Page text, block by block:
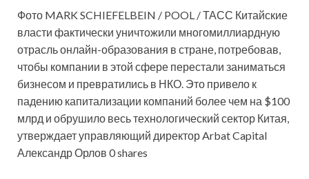
Фото MARK SCHIEFELBEIN / POOL / ТАСС Китайские
власти фактически уничтожили многомиллиардную
отрасль онлайн-образования в стране, потребовав,
чтобы компании в этой сфере перестали заниматься
бизнесом и превратились в НКО. Это привело к
падению капитализации компаний более чем на $100
млрд и обрушило весь технологический сектор Китая,
утверждает управляющий директор Arbat Capital
Александр Орлов 0 shares